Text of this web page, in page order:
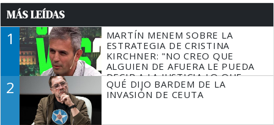
MÁS LEÍDAS
1
MARTÍN MENEM SOBRE LA
ESTRATEGIA DE CRISTINA
KIRCHNER: "NO CREO QUE
ALGUIEN DE AFUERA LE PUEDA
DECIR A LA JUSTICIA LO QUE
TIENE QUE HACER"
2
QUÉ DIJO BARDEM DE LA
INVASIÓN DE CEUTA